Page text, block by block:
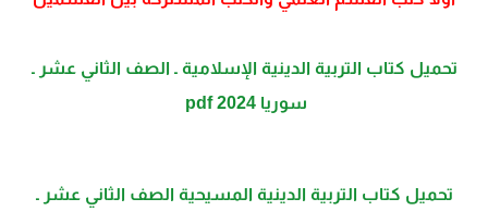
تحميل كتاب التربية الدينية الإسلامية ـ الصف الثاني عشر ـ
سوريا 2024 pdf
تحميل كتاب التربية الدينية المسيحية الصف الثاني عشر ـ